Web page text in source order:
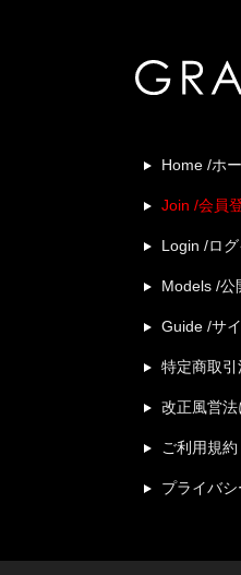
Home /ホ
Join /会員
Login /ロ
Models /公
Guide /サ
特定商取
改正風営
ご利用規約
プライバ